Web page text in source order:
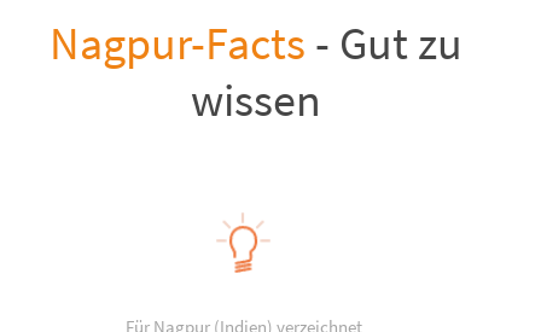
Nagpur-Facts - Gut zu
wissen
Für Nagpur (Indien) verzeichnet